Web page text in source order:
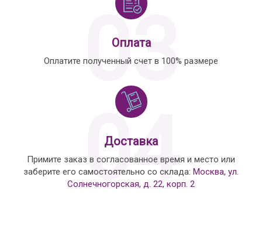
03
Оплата
Оплатите полученный счет в 100% размере
04
Доставка
Примите заказ в согласованное время и место или
заберите его самостоятельно со склада: Москва, ул.
Солнечногорская, д. 22, корп. 2